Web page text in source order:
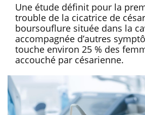
Une étude définit pour la
trouble de la cicatrice de
boursouflure située dans la
accompagnée d’autres
touche environ 25 % des
accouché par césarienne.